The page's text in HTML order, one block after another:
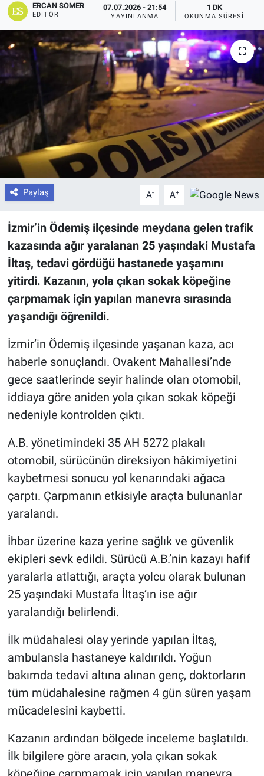
ERCAN SOMER
EDITÖR
07.07.2026 - 21:54
YAYINLANMA
1 DK
OKUNMA SÜRESI
Paylaş A- A+
İzmir’in Ödemiş ilçesinde meydana gelen trafik
kazasında ağır yaralanan 25 yaşındaki Mustafa
İltaş, tedavi gördüğü hastanede yaşamını
yitirdi. Kazanın, yola çıkan sokak köpeğine
çarpmamak için yapılan manevra sırasında
yaşandığı öğrenildi.
İzmir’in Ödemiş ilçesinde yaşanan kaza, acı
haberle sonuçlandı. Ovakent Mahallesi’nde
gece saatlerinde seyir halinde olan otomobil,
iddiaya göre aniden yola çıkan sokak köpeği
nedeniyle kontrolden çıktı.
A.B. yönetimindeki 35 AH 5272 plakalı
otomobil, sürücünün direksiyon hâkimiyetini
kaybetmesi sonucu yol kenarındaki ağaca
çarptı. Çarpmanın etkisiyle araçta bulunanlar
yaralandı.
İhbar üzerine kaza yerine sağlık ve güvenlik
ekipleri sevk edildi. Sürücü A.B.’nin kazayı hafif
yaralarla atlattığı, araçta yolcu olarak bulunan
25 yaşındaki Mustafa İltaş’ın ise ağır
yaralandığı belirlendi.
İlk müdahalesi olay yerinde yapılan İltaş,
ambulansla hastaneye kaldırıldı. Yoğun
bakımda tedavi altına alınan genç, doktorların
tüm müdahalesine rağmen 4 gün süren yaşam
mücadelesini kaybetti.
Kazanın ardından bölgede inceleme başlatıldı.
İlk bilgilere göre aracın, yola çıkan sokak